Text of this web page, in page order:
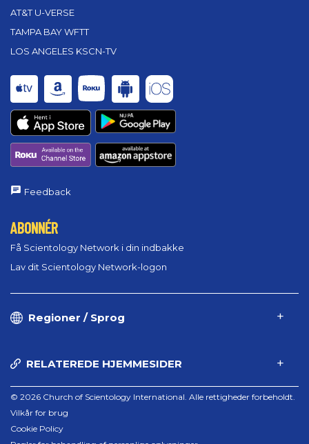
AT&T U-VERSE
TAMPA BAY WFTT
LOS ANGELES KSCN-TV
Feedback
ABONNÉR
Få Scientology Network i din indbakke
Lav dit Scientology Network-logon
Regioner / Sprog
RELATEREDE HJEMMESIDER
© 2026 Church of Scientology International. Alle rettigheder forbeholdt.
Vilkår for brug
Cookie Policy